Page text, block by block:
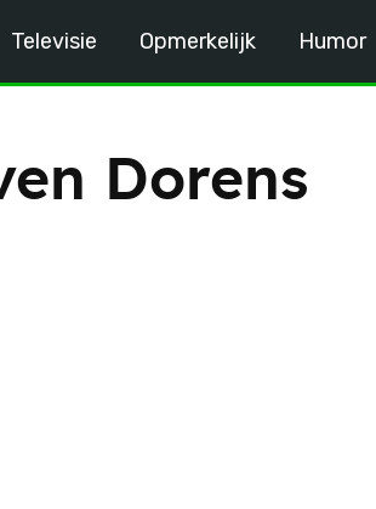
Televisie Opmerkelijk Humor
Dorens